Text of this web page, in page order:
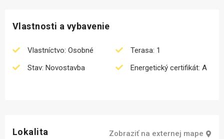
Vlastnosti a vybavenie
Vlastníctvo: Osobné
Stav: Novostavba
Terasa: 1
Energetický certifikát: A
Lokalita Zobraziť na externej mape